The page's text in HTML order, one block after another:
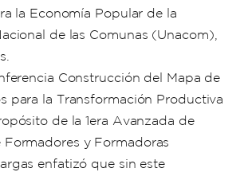
la Economía Popular de la
de las Comunas (Unacom),
Construcción del Mapa de
para la Transformación Productiva
de la 1era Avanzada de
y Formadoras
enfatizó que sin este